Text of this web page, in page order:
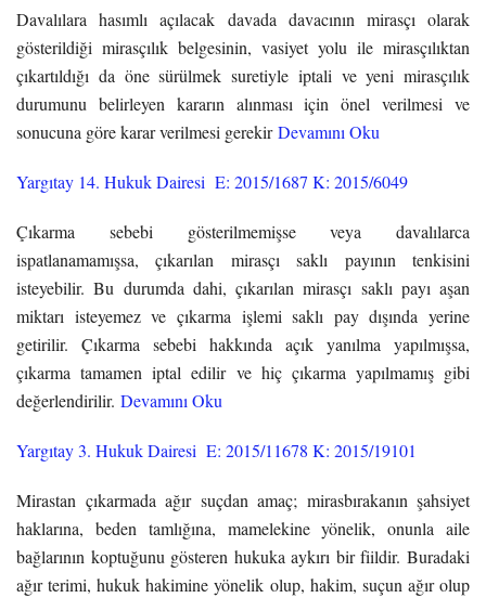
Davalılara hasımlı açılacak davada davacının mirasçı olarak
gösterildiği mirasçılık belgesinin, vasiyet yolu ile mirasçılıktan
çıkartıldığı da öne sürülmek suretiyle iptali ve yeni mirasçılık
durumunu belirleyen kararın alınması için önel verilmesi ve
sonucuna göre karar verilmesi gerekirDevamını Oku
Yargıtay 14. Hukuk Dairesi E: 2015/1687 K: 2015/6049
Çıkarma sebebi gösterilmemişse veya davalılarca
ispatlanamamışsa, çıkarılan mirasçı saklı payının tenkisini
isteyebilir. Bu durumda dahi, çıkarılan mirasçı saklı payı aşan
miktarı isteyemez ve çıkarma işlemi saklı pay dışında yerine
getirilir. Çıkarma sebebi hakkında açık yanılma yapılmışsa,
çıkarma tamamen iptal edilir ve hiç çıkarma yapılmamış gibi
değerlendirilir. Devamını Oku
Yargıtay 3. Hukuk Dairesi E: 2015/11678 K: 2015/19101
Mirastan çıkarmada ağır suçdan amaç; mirasbırakanın şahsiyet
haklarına, beden tamlığına, mamelekine yönelik, onunla aile
bağlarının koptuğunu gösteren hukuka aykırı bir fiildir. Buradaki
ağır terimi, hukuk hakimine yönelik olup, hakim, suçun ağır olup